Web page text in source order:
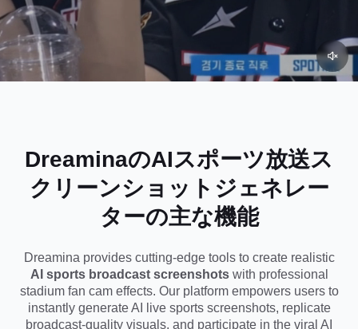
要な場合、Dreaminaは強力なプロンプトとAI編集
ツールで、映画のようなファンの反応、観客の瞬
間、そして「カメラに捉えられた」美学を瞬時に
生成するのに役立ちます。
DreaminaのAIスポーツ放送ス
クリーンショットジェネレー
ターの主な機能
Dreamina provides cutting-edge tools to create realistic
AI sports broadcast screenshotswith professional
stadium fan cam effects. Our platform empowers users to
instantly generate AI live sports screenshots, replicate
broadcast-quality visuals, and participate in the viral AI